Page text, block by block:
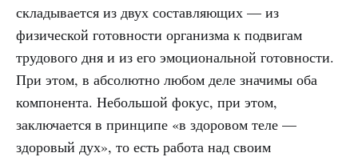
складывается из двух составляющих — из
физической готовности организма к подвигам
трудового дня и из его эмоциональной готовности.
При этом, в абсолютно любом деле значимы оба
компонента. Небольшой фокус, при этом,
заключается в принципе «в здоровом теле —
здоровый дух», то есть работа над своим